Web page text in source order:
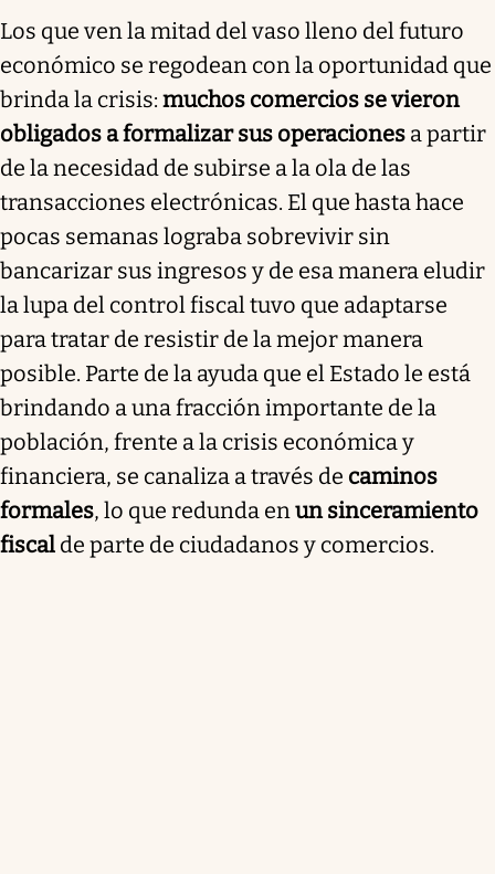
Los que ven la mitad del vaso lleno del futuro
económico se regodean con la oportunidad que
brinda la crisis: muchos comercios se vieron
obligados a formalizar sus operaciones a partir
de la necesidad de subirse a la ola de las
transacciones electrónicas. El que hasta hace
pocas semanas lograba sobrevivir sin
bancarizar sus ingresos y de esa manera eludir
la lupa del control fiscal tuvo que adaptarse
para tratar de resistir de la mejor manera
posible. Parte de la ayuda que el Estado le está
brindando a una fracción importante de la
población, frente a la crisis económica y
financiera, se canaliza a través de caminos
formales, lo que redunda enun sinceramiento
fiscal de parte de ciudadanos y comercios.